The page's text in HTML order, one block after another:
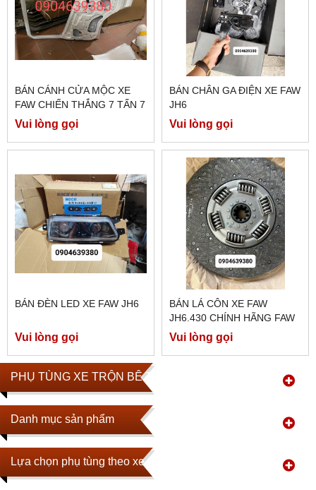
PHỤ TÙNG XE TRỘN BÊ TÔNG
Danh mục sản phẩm
Lựa chọn phụ tùng theo xe
BÁN CÁNH CỬA MỘC XE
FAW CHIẾN THẮNG 7 TẤN 7
Vui lòng gọi
BÁN CHÂN GA ĐIỆN XE FAW
JH6
Vui lòng gọi
BÁN ĐÈN LED XE FAW JH6
Vui lòng gọi
BÁN LÁ CÔN XE FAW
JH6.430 CHÍNH HÃNG FAW
Vui lòng gọi